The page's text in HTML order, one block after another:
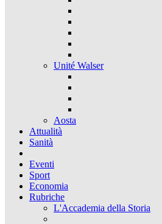
Unité Walser
Aosta
Attualità
Sanità
Eventi
Sport
Economia
Rubriche
L'Accademia della Storia